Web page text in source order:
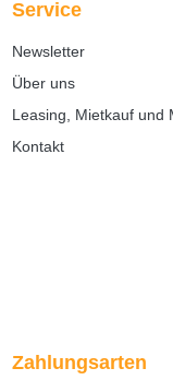
Service
Newsletter
Über uns
Leasing, Mietkauf und
Kontakt
Zahlungsarten